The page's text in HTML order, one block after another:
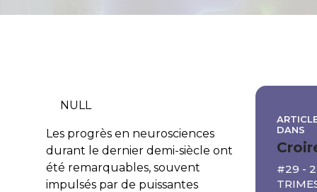
NULL
Les progrès en neurosciences
durant le dernier demi-siècle ont
été remarquables, souvent
impulsés par de puissantes
DANS
#29 -